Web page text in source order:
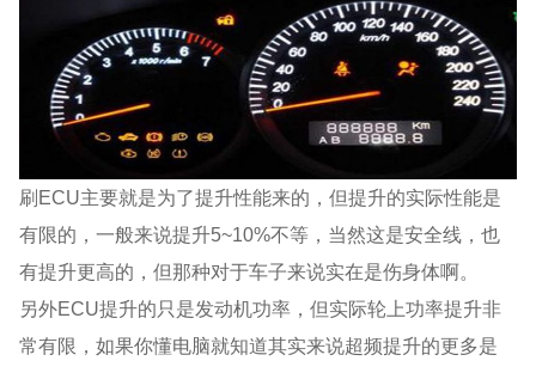
刷ECU主要就是为了提升性能来的，但提升的实际性能是
有限的，一般来说提升5~10%不等，当然这是安全线，也
有提升更高的，但那种对于车子来说实在是伤身体啊。
另外ECU提升的只是发动机功率，但实际轮上功率提升非
常有限，如果你懂电脑就知道其实来说超频提升的更多是